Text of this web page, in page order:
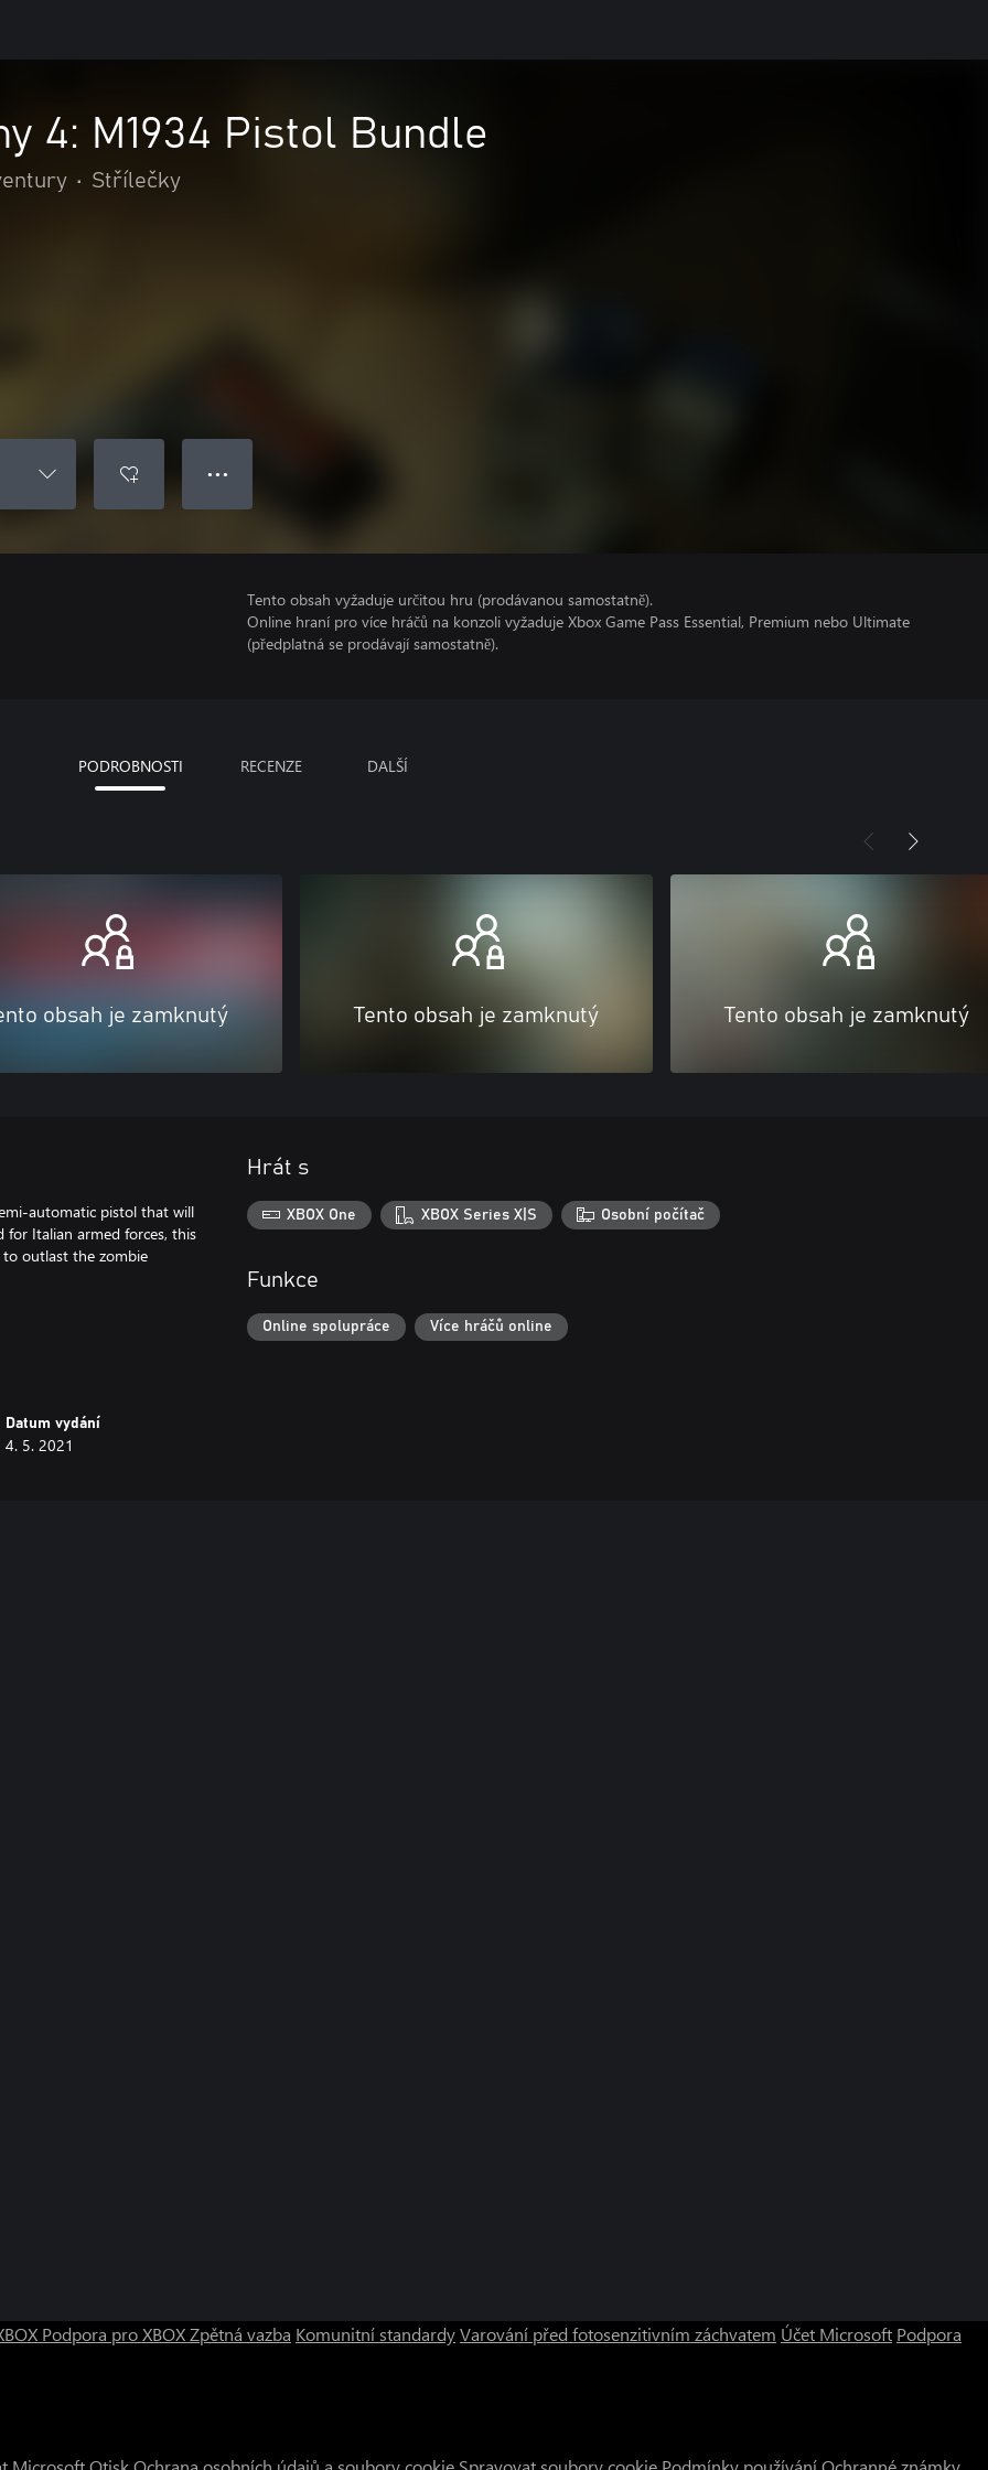
4: M1934 Pistol Bundle
• Střílečky
● ● ●
Tento obsah vyžaduje určitou hru (prodávanou samostatně).
Online hraní pro více hráčů na konzoli vyžaduje Xbox Game Pass Essential, Premium nebo Ultimate
(předplatná se prodávají samostatně).
PODROBNOSTI RECENZE DALŠÍ
obsah je zamknutý Tento obsah je zamknutý Tento obsah je zamknutý
automatic pistol that will
for Italian armed forces, this
outlast the zombie
Datum vydání
4. 5. 2021
Hrát s
XBOX One XBOX Series X|S Osobní počítač
Funkce
Online spolupráce Více hráčů online
Podpora pro XBOXZpětná vazba Komunitní standardyVarování před fotosenzitivním záchvatem Účet Microsoft Podpora